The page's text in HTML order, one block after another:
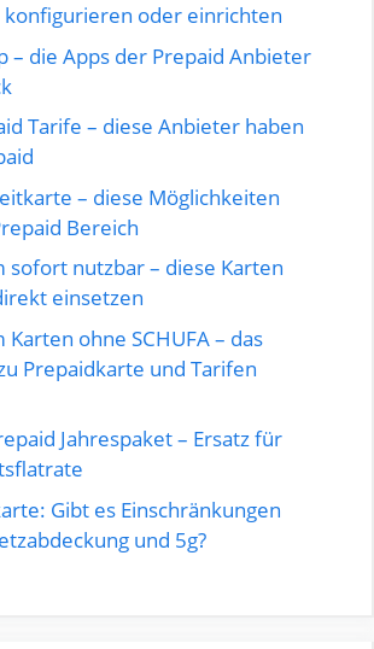
konfigurieren oder einrichten
– die Apps der Prepaid Anbieter
Tarife – diese Anbieter haben
– diese Möglichkeiten
Bereich
sofort nutzbar – diese Karten
einsetzen
Karten ohne SCHUFA – das
Prepaidkarte und Tarifen
Jahrespaket – Ersatz für
Gibt es Einschränkungen
und 5g?